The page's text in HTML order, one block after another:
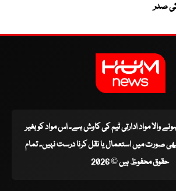
صدر
والا مواد ادارتی ٹیم کی کاوش ہے۔ اس مواد کو بغیر
صورت میں استعمال یا نقل کرنا درست نہیں۔ تمام
حقوق محفوظ ہیں © 2026